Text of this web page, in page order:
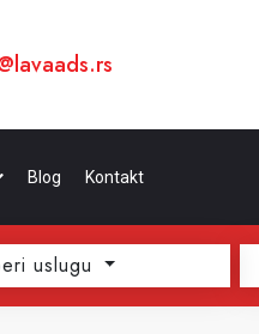
Blog Kontakt
uslugu